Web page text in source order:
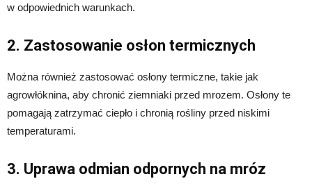
w odpowiednich warunkach.
2. Zastosowanie osłon termicznych
Można również zastosować osłony termiczne, takie jak
agrowłóknina, aby chronić ziemniaki przed mrozem. Osłony te
pomagają zatrzymać ciepło i chronią rośliny przed niskimi
temperaturami.
3. Uprawa odmian odpornych na mróz